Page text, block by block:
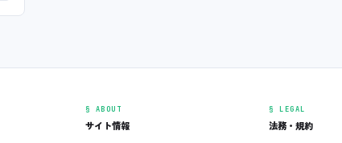
§ ABOUT
サイト情報
§ LEGAL
法務・規約